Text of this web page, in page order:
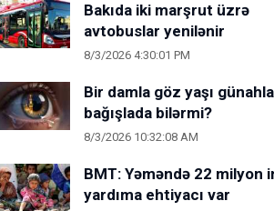
Bakıda iki marşrut üzrə
avtobuslar yenilənir
8/3/2026 4:30:01 PM
Bir damla göz yaşı
bağışlada bilərmi?
8/3/2026 10:32:08 AM
BMT: Yəməndə 22 milyon
yardıma ehtiyacı var